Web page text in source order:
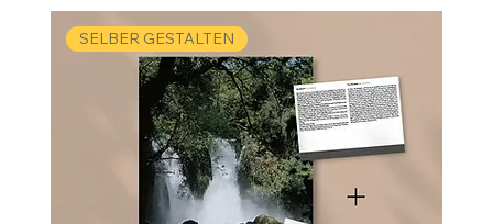
SELBER GESTALTEN